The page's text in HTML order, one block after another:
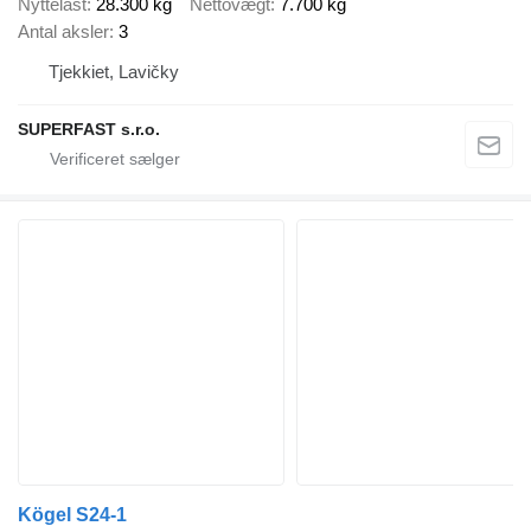
Antal aksler 3
Tjekkiet, Lavičky
SUPERFAST s.r.o.
Kögel S24-1